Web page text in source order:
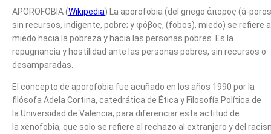
APOROFOBIA (Wikipedia) La aporofobia (del griego άπορος (á-
sin recursos, indigente, pobre; y φόβος, (fobos), miedo) se refiere
miedo hacia la pobreza y hacia las personas pobres. Es la
repugnancia y hostilidad ante las personas pobres, sin recursos o
desamparadas.
El concepto de aporofobia fue acuñado en los años 1990 por la
filósofa Adela Cortina, catedrática de Ética y Filosofía Política de
la Universidad de Valencia, para diferenciar esta actitud de
la xenofobia, que solo se refiere al rechazo al extranjero y del